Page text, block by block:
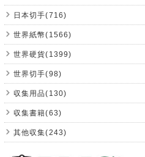
日本切手(716)
世界紙幣(1566)
世界硬貨(1399)
世界切手(98)
収集用品(130)
収集書籍(63)
其他収集(243)